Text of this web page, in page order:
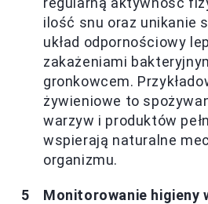
ilość snu oraz unikanie
układ odpornościowy
zakażeniami
gronkowcem.
żywieniowe to
warzyw i produktów
wspierają naturalne
organizmu.
Monitorowanie higieny